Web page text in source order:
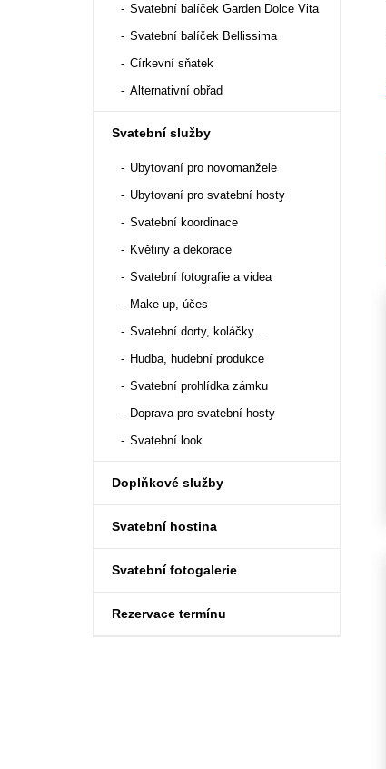
Svatební balíček Garden Dolce Vita
Svatební balíček Bellissima
Církevní sňatek
Alternativní obřad
Svatební služby
Ubytovaní pro novomanžele
Ubytovaní pro svatební hosty
Svatební koordinace
Květiny a dekorace
Svatební fotografie a videa
Make-up, účes
Svatební dorty, koláčky...
Hudba, hudební produkce
Svatební prohlídka zámku
Doprava pro svatební hosty
Svatební look
Doplňkové služby
Svatební hostina
Svatební fotogalerie
Rezervace termínu